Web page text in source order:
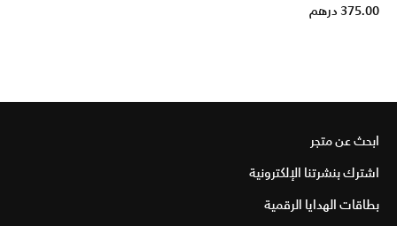
375.00 درهم
ابحث عن متجر
اشترك بنشرتنا الإلكترونية
بطاقات الهدايا الرقمية